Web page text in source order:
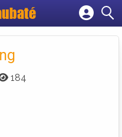
empresa
184